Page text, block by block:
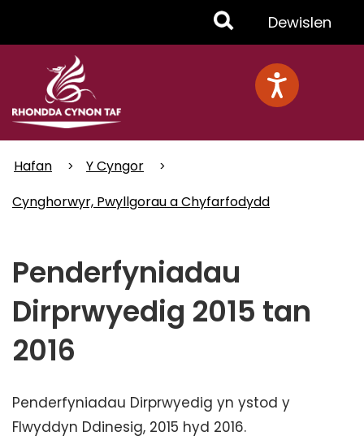
Toggle
Menu
Dewislen
Hafan
Y Cyngor
Cynghorwyr, Pwyllgorau a Chyfarfodydd
Penderfyniadau
Dirprwyedig 2015 tan
2016
Penderfyniadau Dirprwyedig yn ystod y
Flwyddyn Ddinesig, 2015 hyd 2016.